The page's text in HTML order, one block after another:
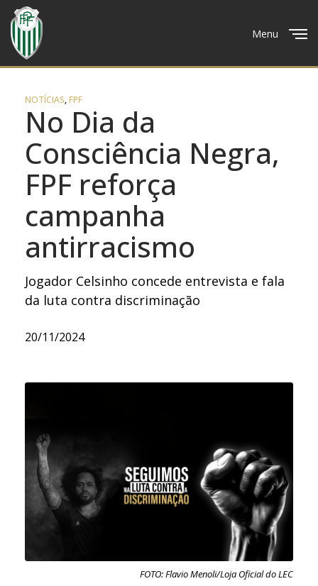
Menu
NOTÍCIAS,FPF
No Dia da
Consciência Negra,
FPF reforça
campanha
antirracismo
Jogador Celsinho concede entrevista e fala
da luta contra discriminação
20/11/2024
FOTO: Flavio Menoli/Loja Oficial do LEC